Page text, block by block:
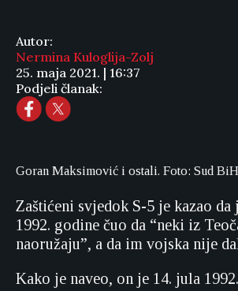
Autor:
Nermina Kuloglija-Zolj
25. maja 2021. | 16:37
Podjeli članak:
Goran Maksimović i ostali. Foto: Sud BiH
Zaštićeni svjedok S-5 je kazao
1992. godine čuo da “neki iz
naoružaju”, a da im vojska nije
Kako je naveo, on je 14. jula